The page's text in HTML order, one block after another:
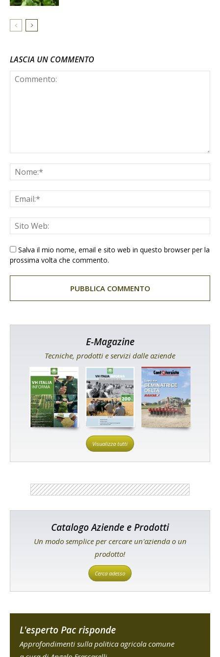
LASCIA UN COMMENTO
Salva il mio nome, email e sito web in questo browser per la
prossima volta che commento.
E-Magazine
Tecniche, prodotti e servizi dalle aziende
Visualizza tutti
Catalogo Aziende e Prodotti
Un modo semplice per cercare un'azienda o un
prodotto!
Cerca adesso
L'esperto Pac risponde
Approfondimenti sulla politica agricola comune